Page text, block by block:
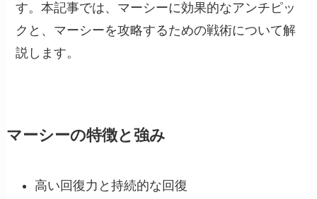
す。本記事では、マーシーに効果的なアンチピッ
クと、マーシーを攻略するための戦術について解
説します。
マーシーの特徴と強み
高い回復力と持続的な回復